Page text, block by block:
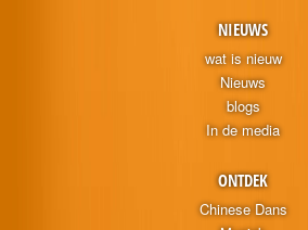
NIEUWS
wat is nieuw
Nieuws
blogs
In de media
ONTDEK
Chinese Dans